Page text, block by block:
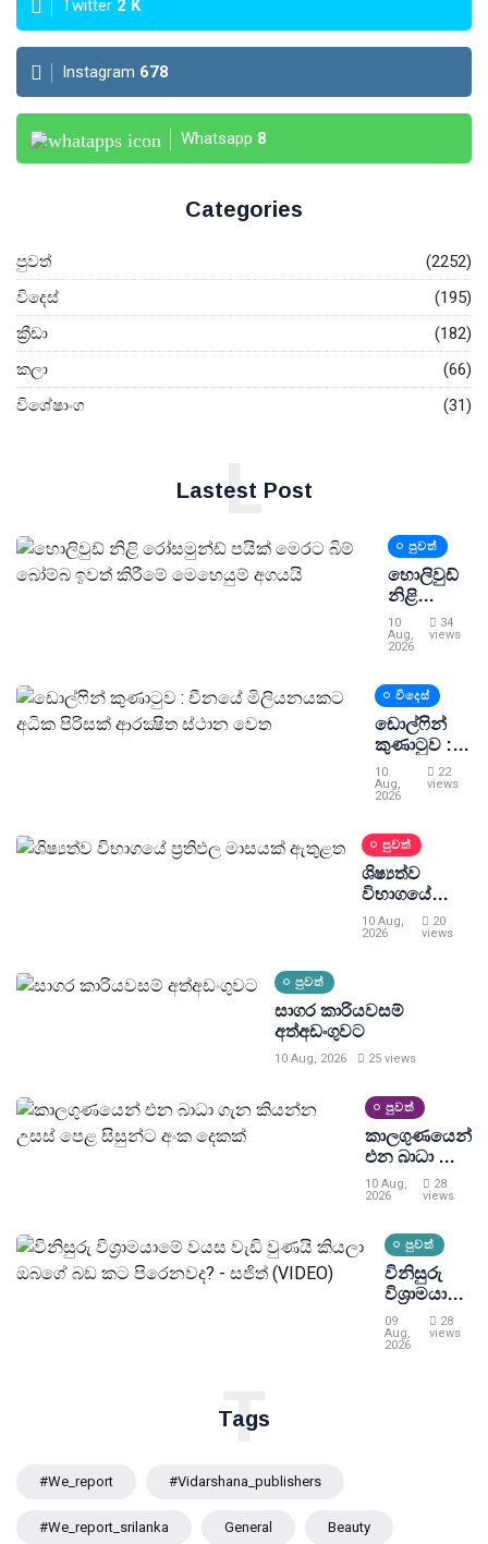
Twitter 2 K
Instagram 678
Whatsapp 8
Categories
පුවත්
(2252)
විදෙස්
(195)
ක්‍රීඩා
(182)
කලා
(66)
විශේෂාංග
(31)
Lastest Post
L
පුවත්
හොලිවුඩ්
නිළි
රෝසමුන්ඩ්
පයික්
ඉවත්
කිරීමේ
මෙහෙයුම්
අගයයි
10
Aug,
2026
34
views
විදෙස්
ඩොල්ෆින්
කුණාටුව :
චීනයේ
මිලියනයකට
ස්ථාන වෙත
10
Aug,
2026
22
views
පුවත්
ශිෂ්‍යත්ව
විභාගයේ
ප්‍රතිඵල
මාසයක්
10 Aug,
2026
20
views
පුවත්
සාගර කාරියවසම්
අත්අඩංගුවට
10 Aug, 2026 25 views
පුවත්
කාලගුණයෙන්
එන බාධා ගැන
කියන්න උසස්
පෙළ සිසුන්ට
10 Aug,
2026
28
views
පුවත්
විනිසුරු
විශ්‍රාමයාමේ
වයස වැඩි
වුණයි
09
Aug,
2026
28
views
Tags
T
#we_report #vidarshana_publishers
#we_report_srilanka General Beauty